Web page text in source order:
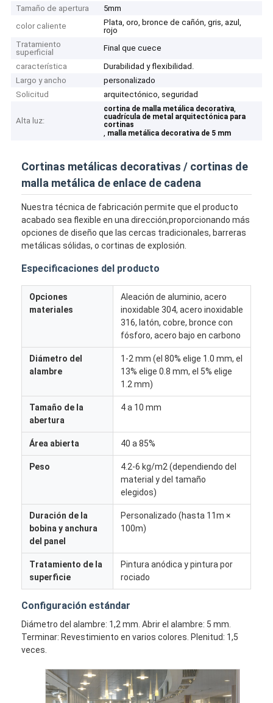
Inicio
Sobre nosotros
Tamaño de apertura
5mm
color caliente
Plata, oro, bronce de cañón, gris, azul,
rojo
Tratamiento
superficial
Final que cuece
característica
Durabilidad y flexibilidad.
Largo y ancho
personalizado
Solicitud
arquitectónico, seguridad
Alta luz:
cortina de malla metálica decorativa,
cuadrícula de metal arquitectónica para
cortinas
, malla metálica decorativa de 5 mm
Cortinas metálicas decorativas / cortinas de
malla metálica de enlace de cadena
Nuestra técnica de fabricación permite que el producto
acabado sea flexible en una dirección,proporcionando más
opciones de diseño que las cercas tradicionales, barreras
metálicas sólidas, o cortinas de explosión.
Especificaciones del producto
Opciones
materiales
Aleación de aluminio, acero
inoxidable 304, acero inoxidable
316, latón, cobre, bronce con
fósforo, acero bajo en carbono
Diámetro del
alambre
1-2 mm (el 80% elige 1.0 mm, el
13% elige 0.8 mm, el 5% elige
1.2 mm)
Tamaño de la
abertura
4 a 10 mm
Área abierta 40 a 85%
Peso
4.2-6 kg/m2 (dependiendo del
material y del tamaño
elegidos)
Duración de la
bobina y anchura
del panel
Personalizado (hasta 11m ×
100m)
Tratamiento de la
superficie
Pintura anódica y pintura por
rociado
Configuración estándar
Diámetro del alambre: 1,2 mm. Abrir el alambre: 5 mm.
Terminar: Revestimiento en varios colores. Plenitud: 1,5
veces.